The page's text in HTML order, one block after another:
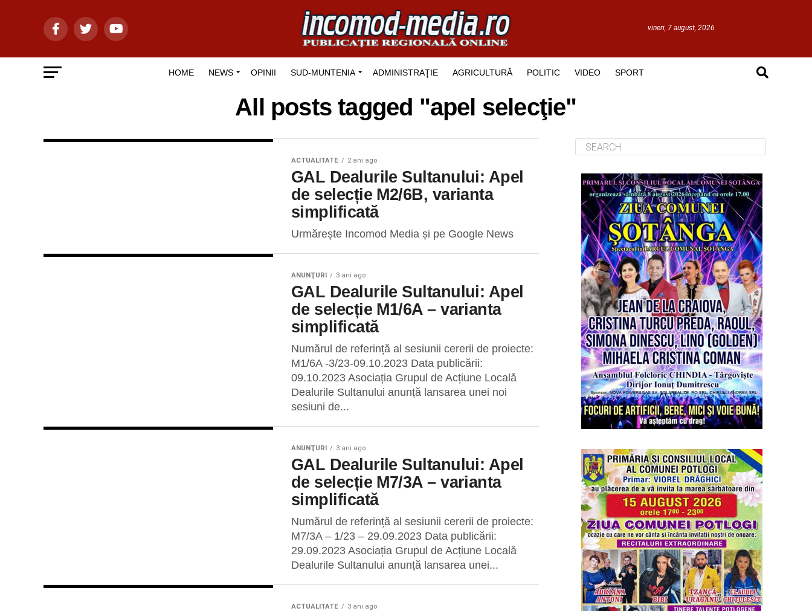
vineri, 7 august, 2026
HOME NEWS OPINII SUD-MUNTENIA ADMINISTRAŢIE AGRICULTURĂ POLITIC VIDEO SPORT
All posts tagged "apel selecţie"
ACTUALITATE 2 ani ago
GAL Dealurile Sultanului: Apel
de selecție M2/6B, varianta
simplificată
Urmărește Incomod Media și pe Google News
ANUNŢURI 3 ani ago
GAL Dealurile Sultanului: Apel
de selecție M1/6A – varianta
simplificată
Numărul de referință al sesiunii cererii de proiecte:
M1/6A -3/23-09.10.2023 Data publicării:
09.10.2023 Asociația Grupul de Acțiune Locală
Dealurile Sultanului anunță lansarea unei noi
sesiuni de...
ANUNŢURI 3 ani ago
GAL Dealurile Sultanului: Apel
de selecție M7/3A – varianta
simplificată
Numărul de referință al sesiunii cererii de proiecte:
M7/3A – 1/23 – 29.09.2023 Data publicării:
29.09.2023 Asociația Grupul de Acțiune Locală
Dealurile Sultanului anunță lansarea unei...
ACTUALITATE 3 ani ago